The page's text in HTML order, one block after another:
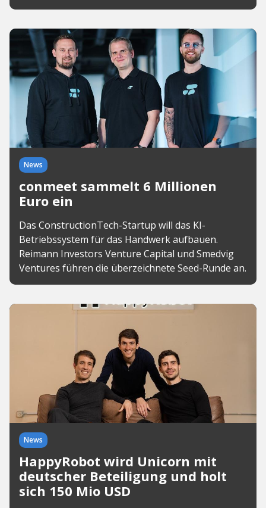
News
conmeet sammelt 6 Millionen
Euro ein
Das ConstructionTech-Startup will das KI-
Betriebssystem für das Handwerk aufbauen.
Reimann Investors Venture Capital und Smedvig
Ventures führen die überzeichnete Seed-Runde an.
News
HappyRobot wird Unicorn mit
deutscher Beteiligung und holt
sich 150 Mio USD